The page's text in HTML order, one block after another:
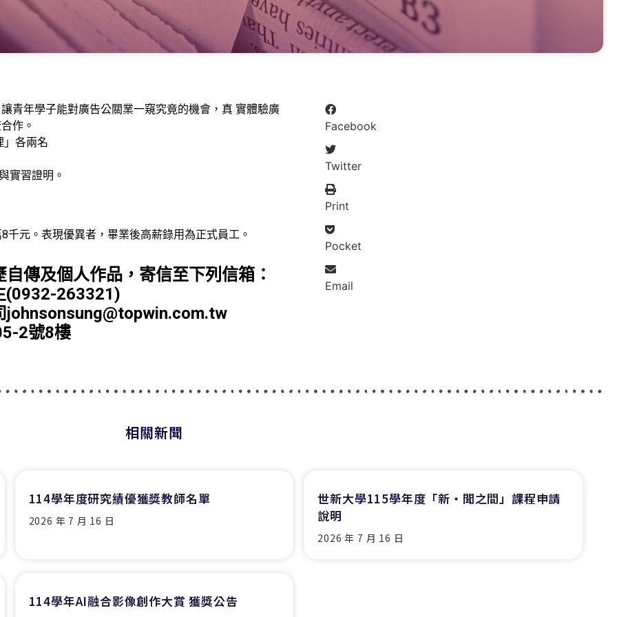
青年學子能對廣告公關業一窺究竟的機會，真 實體驗廣
作。
」各兩名
實習證明。
元。表現優異者，畢業後高薪錄用為正式員工。
傳及個人作品，寄信至下列信箱：
(0932-263321)
johnsonsung@topwin.com.tw
2號8樓
Facebook
Twitter
Print
Pocket
Email
相關新聞
114學年度研究績優獲獎教師名單
2026 年 7 月 16 日
世新大學115學年度「新‧聞之間」課程申請
說明
2026 年 7 月 16 日
114學年AI融合影像創作大賞 獲獎公告